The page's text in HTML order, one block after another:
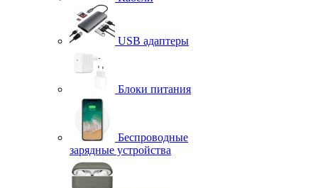
USB адаптеры
Блоки питания
Беспроводные
зарядные устройства